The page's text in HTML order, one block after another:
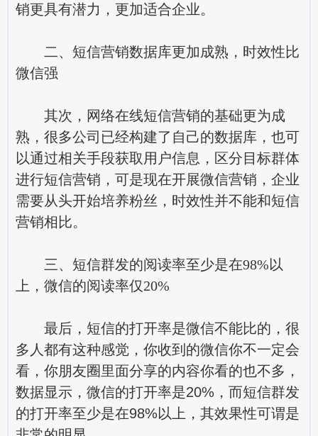
销更具有潜力，更加适合企业。
二、短信营销数据库更加成熟，时效性比
微信强
其次，网络在线短信营销的基础更为成
熟，很多公司已经构建了自己的数据库，也可
以通过相关手段获取用户信息，区分目标群体
进行短信营销，可是现在开展微信营销，企业
需要从头开始培养粉丝，时效性并不能和短信
营销相比。
三、短信群发的阅读率至少是在98%以
上，微信的阅读率仅20%
最后，短信的打开率是微信不能比的，很
多人都有这种感觉，你收到的微信你不一定会
看，你朋友圈里面分享的内容你看的也不多，
数据显示，微信的打开率是20%，而短信群发
的打开率至少是在98%以上，其效果性可谓是